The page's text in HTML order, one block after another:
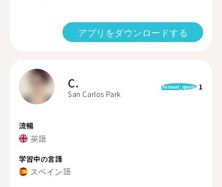
アプリをダウンロードする
C.
San Carlos Park
format_quote 1
流暢
英語
学習中の言語
スペイン語